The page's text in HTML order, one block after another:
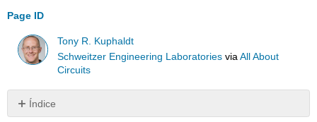
Page ID
Tony R. Kuphaldt
Schweitzer Engineering Laboratories viaAll About
Circuits
Índice